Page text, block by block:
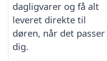
dagligvarer og få alt
leveret direkte til
døren, når det passer
dig.